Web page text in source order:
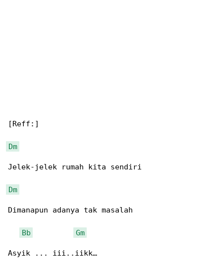
[Reff:]
Dm
Jelek-jelek rumah kita sendiri
Dm
Dimanapun adanya tak masalah
Bb Gm
Asyik ... iii..iikk…